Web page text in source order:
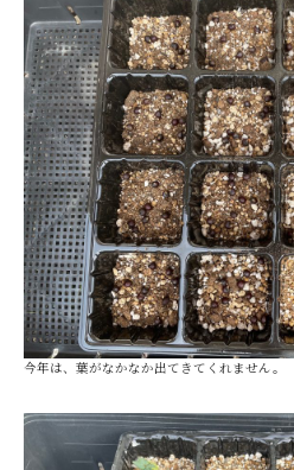
今年は、葉がなかなか出てきてくれません。